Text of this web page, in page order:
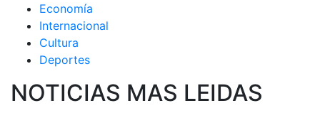
Economía
Internacional
Cultura
Deportes
NOTICIAS MAS LEIDAS